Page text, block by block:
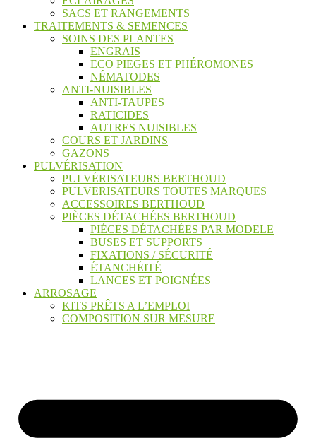
SACS ET RANGEMENTS
TRAITEMENTS & SEMENCES
SOINS DES PLANTES
ENGRAIS
ECO PIEGES ET PHÉROMONES
NÉMATODES
ANTI-NUISIBLES
ANTI-TAUPES
RATICIDES
AUTRES NUISIBLES
COURS ET JARDINS
GAZONS
PULVÉRISATION
PULVÉRISATEURS BERTHOUD
PULVERISATEURS TOUTES MARQUES
ACCESSOIRES BERTHOUD
PIÈCES DÉTACHÉES BERTHOUD
PIÉCES DÉTACHÉES PAR MODELE
BUSES ET SUPPORTS
FIXATIONS / SÉCURITÉ
ÉTANCHÉITÉ
LANCES ET POIGNÉES
ARROSAGE
KITS PRÊTS A L’EMPLOI
COMPOSITION SUR MESURE